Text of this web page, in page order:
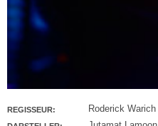
REGISSEUR: Roderick Warich